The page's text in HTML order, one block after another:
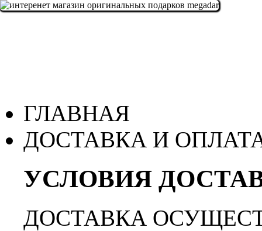
ГЛАВНАЯ
ДОСТАВКА И
УСЛОВИЯ
ДОСТАВКА